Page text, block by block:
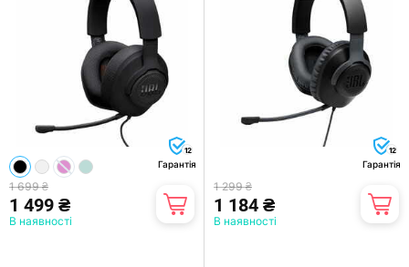
12
Гарантія
1 699 ₴
1 499 ₴
В наявності
12
Гарантія
1 299 ₴
1 184 ₴
В наявності